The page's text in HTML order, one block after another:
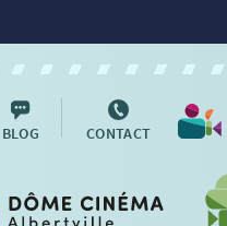
BLOG CONTACT